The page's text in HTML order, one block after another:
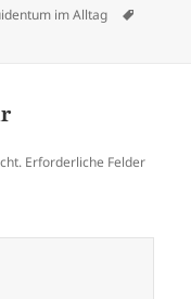
im Alltag
Erforderliche Felder